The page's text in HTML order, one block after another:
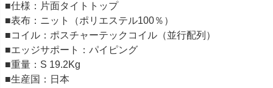
■仕様：片面タイトトップ
■表布：ニット（ポリエステル100％）
■コイル：ポスチャーテックコイル（並行配列）
■エッジサポート：パイピング
■重量：S 19.2Kg
■生産国：日本